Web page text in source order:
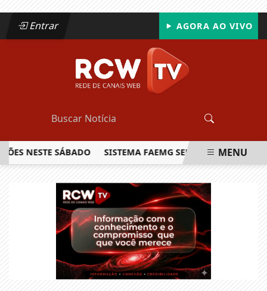
Entrar AGORA AO VIVO
SÁBADO SISTEMA FAEMG SENAR LANÇA OMENU